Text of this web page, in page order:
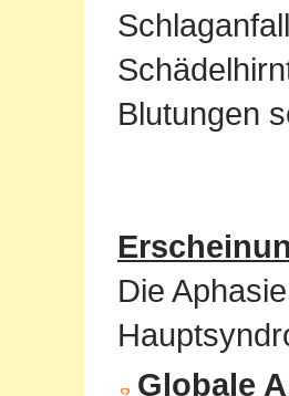
Blutungen
Die
Globale